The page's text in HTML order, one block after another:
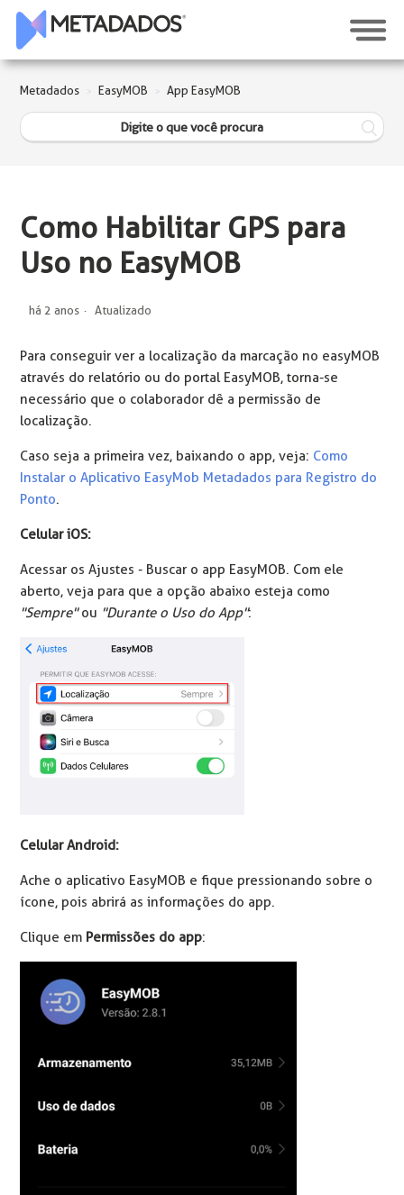
Metadados EasyMOB App EasyMOB
Como Habilitar GPS para
Uso no EasyMOB
há 2 anos Atualizado
Para conseguir ver a localização da marcação no easyMOB
através do relatório ou do portal EasyMOB, torna-se
necessário que o colaborador dê a permissão de
localização.
Caso seja a primeira vez, baixando o app, veja: Como
Instalar o Aplicativo EasyMob Metadados para Registro do
Ponto.
Celular iOS:
Acessar os Ajustes - Buscar o app EasyMOB. Com ele
aberto, veja para que a opção abaixo esteja como
"Sempre"ou "Durante o Uso do App":
Celular Android:
Ache o aplicativo EasyMOB e fique pressionando sobre o
ícone, pois abrirá as informações do app.
Clique em Permissões do app: